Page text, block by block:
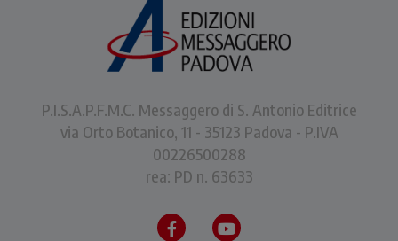
P.I.S.A.P.F.M.C. Messaggero di S. Antonio Editrice
via Orto Botanico, 11 - 35123 Padova - P.IVA
00226500288
rea: PD n. 63633